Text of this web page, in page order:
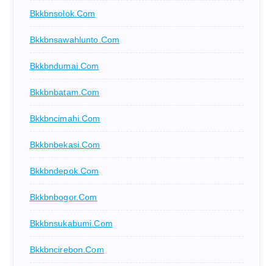
Bkkbnsolok.com
Bkkbnsawahlunto.com
Bkkbndumai.com
Bkkbnbatam.com
Bkkbncimahi.com
Bkkbnbekasi.com
Bkkbndepok.com
Bkkbnbogor.com
Bkkbnsukabumi.com
Bkkbncirebon.com